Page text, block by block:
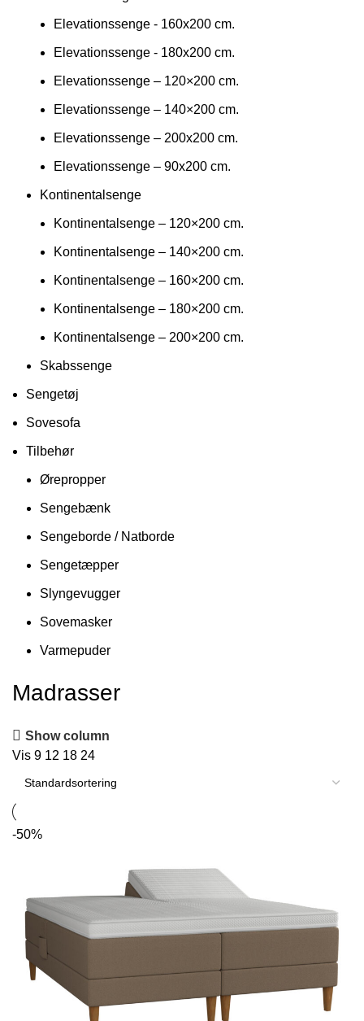
Elevationssenge - 160x200 cm.
Elevationssenge - 180x200 cm.
Elevationssenge – 120×200 cm.
Elevationssenge – 140×200 cm.
Elevationssenge – 200x200 cm.
Elevationssenge – 90x200 cm.
Kontinentalsenge
Kontinentalsenge – 120×200 cm.
Kontinentalsenge – 140×200 cm.
Kontinentalsenge – 160×200 cm.
Kontinentalsenge – 180×200 cm.
Kontinentalsenge – 200×200 cm.
Skabssenge
Sengetøj
Sovesofa
Tilbehør
Ørepropper
Sengebænk
Sengeborde / Natborde
Sengetæpper
Slyngevugger
Sovemasker
Varmepuder
Madrasser
Show column
Vis 9 12 18 24
-50%